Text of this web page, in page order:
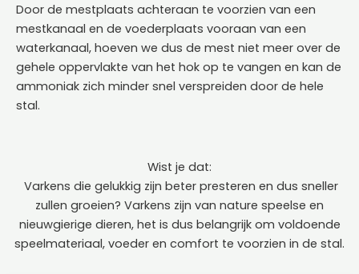
Door de mestplaats achteraan te voorzien van een
mestkanaal en de voederplaats vooraan van een
waterkanaal, hoeven we dus de mest niet meer over de
gehele oppervlakte van het hok op te vangen en kan de
ammoniak zich minder snel verspreiden door de hele
stal.
Wist je dat:
Varkens die gelukkig zijn beter presteren en dus sneller
zullen groeien? Varkens zijn van nature speelse en
nieuwgierige dieren, het is dus belangrijk om voldoende
speelmateriaal, voeder en comfort te voorzien in de stal.